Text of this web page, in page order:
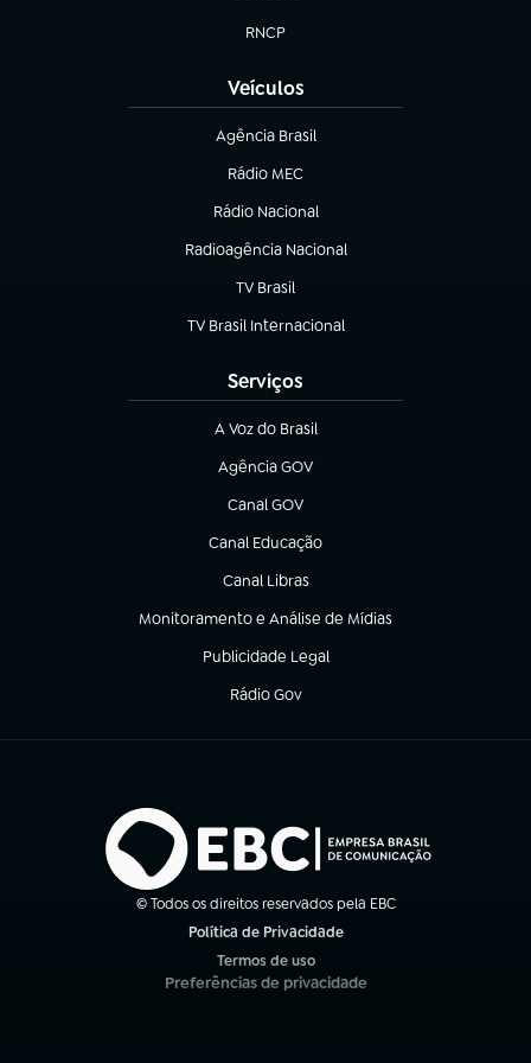
RNCP
(abre em nova aba)
Veículos
Agência Brasil
(abre em nova aba)
Rádio MEC
(abre em nova aba)
Rádio Nacional
Radioagência Nacional
(abre em nova aba)
TV Brasil
(abre em nova aba)
TV Brasil Internacional
(abre em nova aba)
Serviços
A Voz do Brasil
(abre em nova aba)
Agência GOV
(abre em nova aba)
Canal GOV
(abre em nova aba)
Canal Educação
(abre em nova aba)
Canal Libras
(abre em nova aba)
Monitoramento e Análise de Mídias
(abre em nova aba)
Publicidade Legal
(abre em nova aba)
Rádio Gov
(abre em nova aba)
© Todos os direitos reservados pela EBC
Política de Privacidade
Termos de uso
(abre em nova aba)
Preferências de privacidade